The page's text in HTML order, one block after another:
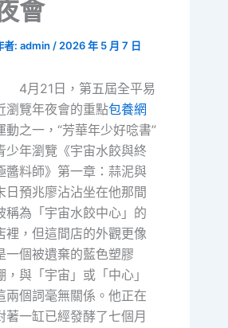
會
者: admin / 2026 年 5 月 7 日
4月21日，第五屆全平易
瀏覽年夜會的重點包養網
動之一，“芳華年少好唸書”
少年瀏覽《宇宙水餃與終
醬料師》第一章：蒜泥與
日預兆廖沾沾坐在他那間
稱為「宇宙水餃中心」的
裡，但這間店的外觀更像
一個被遺棄的藍色塑膠
，與「宇宙」或「中心」
兩個詞毫無關係。他正在
著一缸已經發酵了七個月